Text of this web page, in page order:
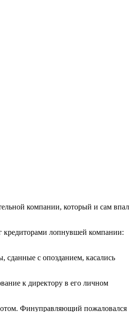
компании, который и сам впал
кредиторами лопнувшей компании:
сданные с опозданием, касались
к директору в его личном
Финуправляющий пожаловался